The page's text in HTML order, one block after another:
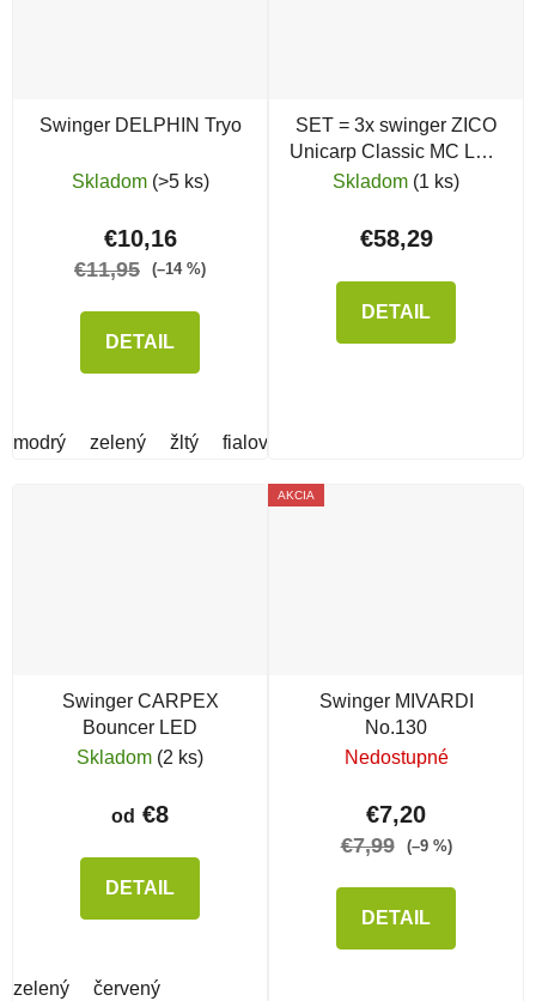
Swinger DELPHIN Tryo
Skladom (>5 ks)
€10,16
€11,95 (–14 %)
DETAIL
modrý zelený žltý fialový
SET = 3x swinger ZICO
Unicarp Classic MC LED
s klipom
Skladom (1 ks)
€58,29
DETAIL
Swinger CARPEX
Bouncer LED
Skladom (2 ks)
od €8
DETAIL
zelený červený
AKCIA
Swinger MIVARDI
No.130
Nedostupné
€7,20
€7,99 (–9 %)
DETAIL